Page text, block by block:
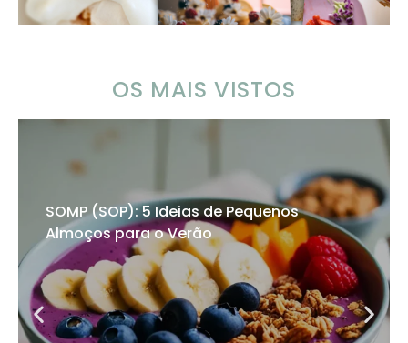
OS MAIS VISTOS
SOMP (SOP): 5 Ideias de Pequenos
Almoços para o Verão